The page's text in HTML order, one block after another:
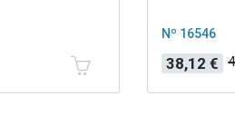
Nº 16546
Precio
38,12 €
Precio
base